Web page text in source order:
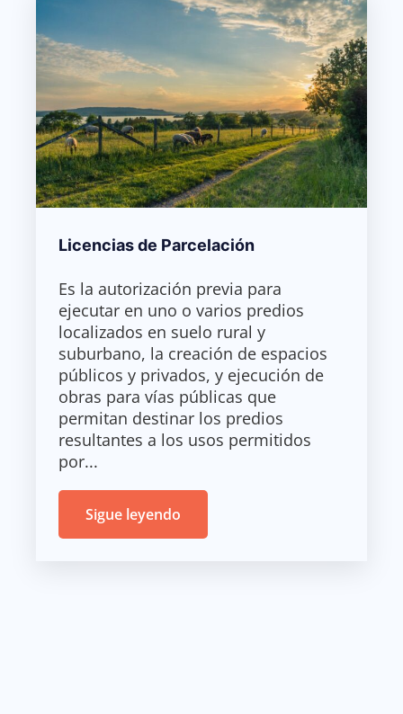
Licencias de Parcelación
Es la autorización previa para
ejecutar en uno o varios predios
localizados en suelo rural y
suburbano, la creación de espacios
públicos y privados, y ejecución de
obras para vías públicas que
permitan destinar los predios
resultantes a los usos permitidos
por...
Sigue leyendo